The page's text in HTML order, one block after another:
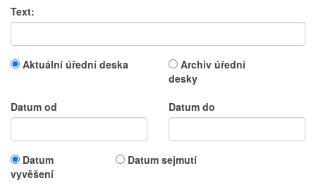
Text:
Aktuální úřední deska
Archiv úřední
desky
Datum od
Datum do
Datum
vyvěšení
Datum sejmutí